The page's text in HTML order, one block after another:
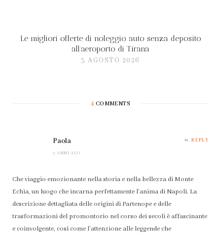
Le migliori offerte di noleggio auto senza deposito
all’aeroporto di Tirana
3 AGOSTO 2026
4 COMMENTS
Paola
2 ANNI AGO
REPLY
Che viaggio emozionante nella storia e nella bellezza di Monte
Echia, un luogo che incarna perfettamente l’anima di Napoli. La
descrizione dettagliata delle origini di Partenope e delle
trasformazioni del promontorio nel corso dei secoli è affascinante
e coinvolgente, così come l’attenzione alle leggende che